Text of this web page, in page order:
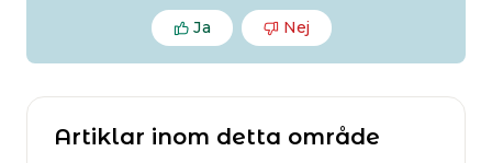
Nej
Ja
Artiklar inom detta område